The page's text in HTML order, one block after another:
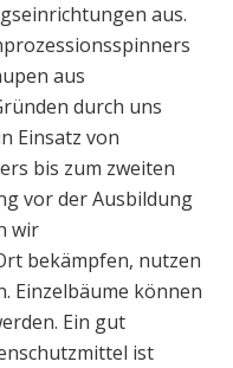
aus.
aus
durch uns
Einsatz von
bis zum zweiten
vor der Ausbildung
wir
bekämpfen, nutzen
Einzelbäume können
Ein gut
ist